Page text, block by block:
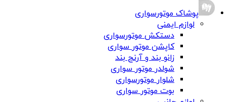
پوشاک موتورسواری
لوازم ایمنی
دستکش موتورسواری
کاپشن موتور سواری
زانو بند و آرنج بند
شولدر موتور سواری
شلوار موتورسواری
بوت موتور سواری